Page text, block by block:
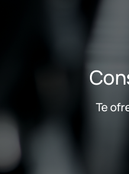
Te